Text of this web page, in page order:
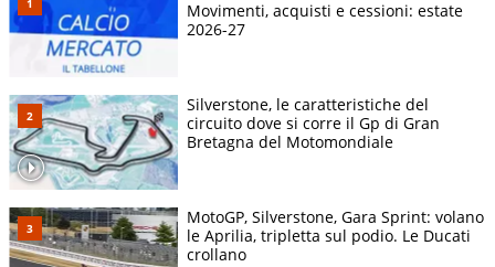
Movimenti, acquisti e cessioni: estate
2026-27
Silverstone, le caratteristiche del
circuito dove si corre il Gp di Gran
Bretagna del Motomondiale
MotoGP, Silverstone, Gara Sprint: volano
le Aprilia, tripletta sul podio. Le Ducati
crollano